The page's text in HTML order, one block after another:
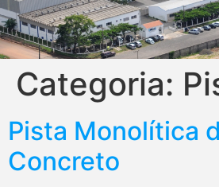
Categoria:
Pista Monolítica
Concreto